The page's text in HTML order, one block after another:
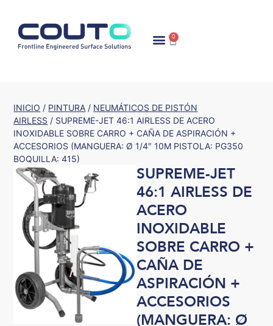
0
INICIO / PINTURA / NEUMÁTICOS DE PISTÓN
AIRLESS / SUPREME-JET 46:1 AIRLESS DE ACERO
INOXIDABLE SOBRE CARRO + CAÑA DE ASPIRACIÓN +
ACCESORIOS (MANGUERA: Ø 1/4″ 10M PISTOLA: PG350
BOQUILLA: 415)
SUPREME-JET
46:1 AIRLESS DE
ACERO
INOXIDABLE
SOBRE CARRO +
CAÑA DE
ASPIRACIÓN +
ACCESORIOS
(MANGUERA: Ø